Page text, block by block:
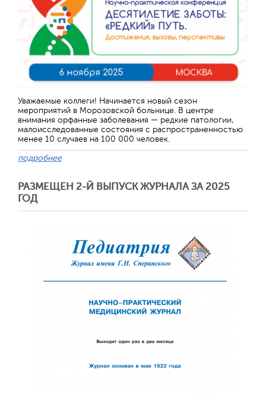
Уважаемые коллеги! Начинается новый сезон
мероприятий в Морозовской больнице. В центре
внимания орфанные заболевания — редкие патологии,
малоисследованные состояния с распространенностью
менее 10 случаев на 100 000 человек.
подробнее
РАЗМЕЩЕН 2-Й ВЫПУСК ЖУРНАЛА ЗА 2025
ГОД